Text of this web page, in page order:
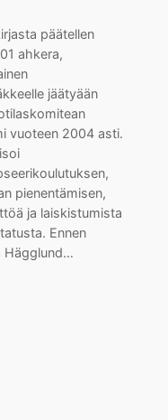
päätellen
ahkera,
jäätyään
vuoteen 2004 asti.
pienentämisen,
ja laiskistumista
Ennen
Hägglund…